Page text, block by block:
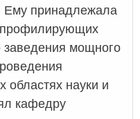
Ему принадлежала
профилирующих
заведения мощного
областях науки и
кафедру